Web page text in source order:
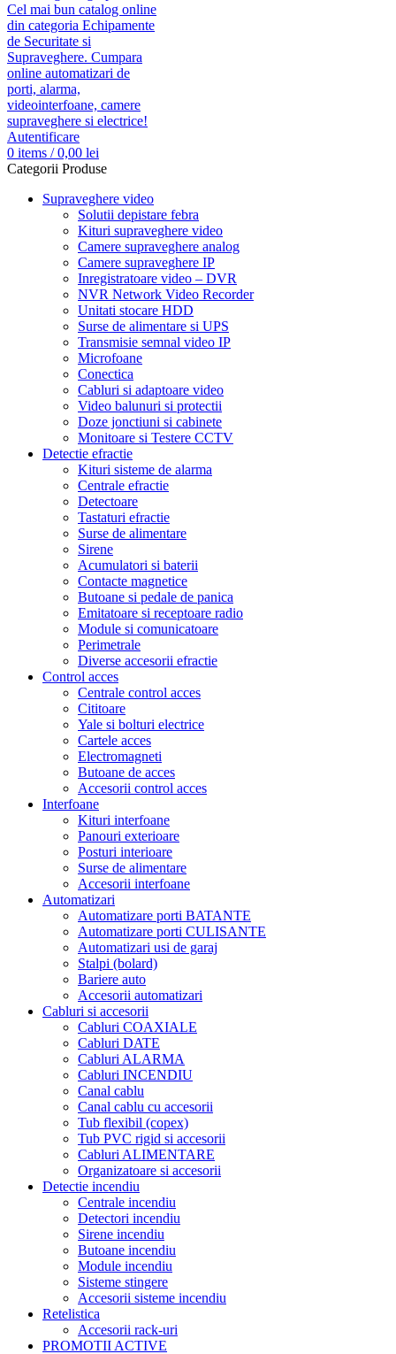
Autentificare
0 items / 0,00 lei
Categorii Produse
Supraveghere video
Solutii depistare febra
Kituri supraveghere video
Camere supraveghere analog
Camere supraveghere IP
Inregistratoare video – DVR
NVR Network Video Recorder
Unitati stocare HDD
Surse de alimentare si UPS
Transmisie semnal video IP
Microfoane
Conectica
Cabluri si adaptoare video
Video balunuri si protectii
Doze jonctiuni si cabinete
Monitoare si Testere CCTV
Detectie efractie
Kituri sisteme de alarma
Centrale efractie
Detectoare
Tastaturi efractie
Surse de alimentare
Sirene
Acumulatori si baterii
Contacte magnetice
Butoane si pedale de panica
Emitatoare si receptoare radio
Module si comunicatoare
Perimetrale
Diverse accesorii efractie
Control acces
Centrale control acces
Cititoare
Yale si bolturi electrice
Cartele acces
Electromagneti
Butoane de acces
Accesorii control acces
Interfoane
Kituri interfoane
Panouri exterioare
Posturi interioare
Surse de alimentare
Accesorii interfoane
Automatizari
Automatizare porti BATANTE
Automatizare porti CULISANTE
Automatizari usi de garaj
Stalpi (bolard)
Bariere auto
Accesorii automatizari
Cabluri si accesorii
Cabluri COAXIALE
Cabluri DATE
Cabluri ALARMA
Cabluri INCENDIU
Canal cablu
Canal cablu cu accesorii
Tub flexibil (copex)
Tub PVC rigid si accesorii
Cabluri ALIMENTARE
Organizatoare si accesorii
Detectie incendiu
Centrale incendiu
Detectori incendiu
Sirene incendiu
Butoane incendiu
Module incendiu
Sisteme stingere
Accesorii sisteme incendiu
Retelistica
Accesorii rack-uri
PROMOTII ACTIVE